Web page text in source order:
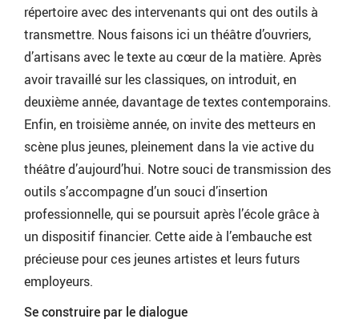
répertoire avec des intervenants qui ont des outils à
transmettre. Nous faisons ici un théâtre d’ouvriers,
d’artisans avec le texte au cœur de la matière. Après
avoir travaillé sur les classiques, on introduit, en
deuxième année, davantage de textes contemporains.
Enfin, en troisième année, on invite des metteurs en
scène plus jeunes, pleinement dans la vie active du
théâtre d’aujourd’hui. Notre souci de transmission des
outils s’accompagne d’un souci d’insertion
professionnelle, qui se poursuit après l’école grâce à
un dispositif financier. Cette aide à l’embauche est
précieuse pour ces jeunes artistes et leurs futurs
employeurs.
Se construire par le dialogue